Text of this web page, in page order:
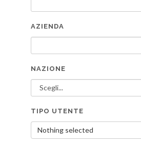
AZIENDA
NAZIONE
TIPO UTENTE
Nothing selected